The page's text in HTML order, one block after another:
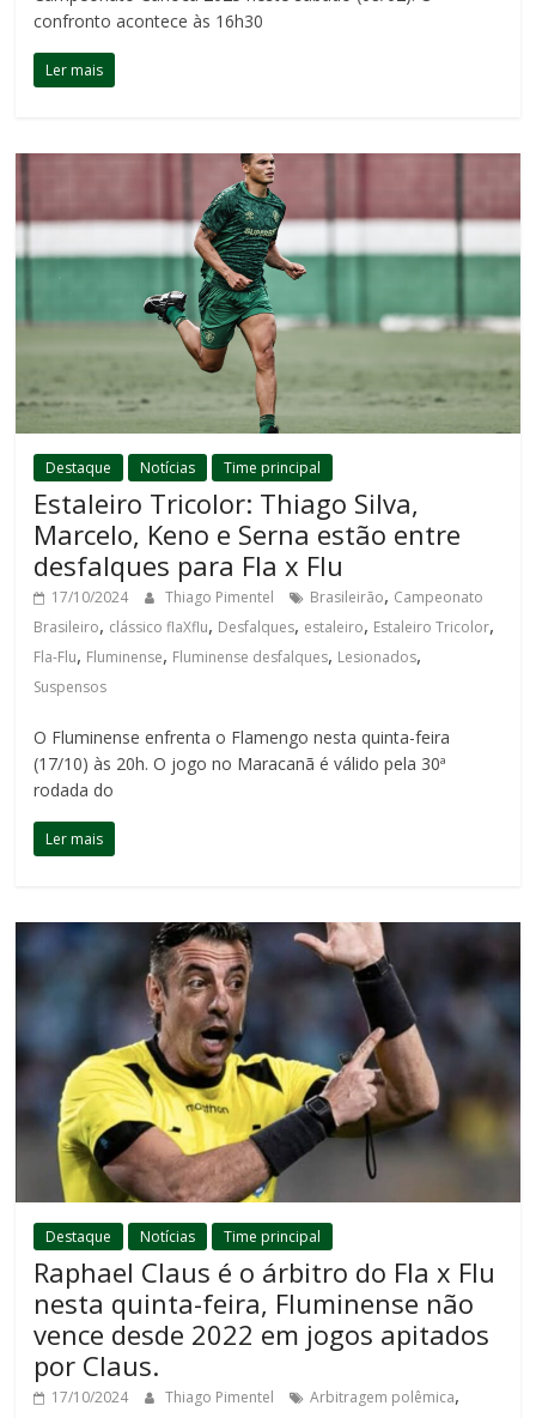
confronto acontece às 16h30
Ler mais
Destaque Notícias Time principal
Estaleiro Tricolor: Thiago Silva,
Marcelo, Keno e Serna estão entre
desfalques para Fla x Flu
17/10/2024 Thiago Pimentel Brasileirão, Campeonato
Brasileiro, clássico flaXflu, Desfalques, estaleiro, Estaleiro Tricolor,
Fla-Flu, Fluminense, Fluminense desfalques, Lesionados,
Suspensos
O Fluminense enfrenta o Flamengo nesta quinta-feira
(17/10) às 20h. O jogo no Maracanã é válido pela 30ª
rodada do
Ler mais
Destaque Notícias Time principal
Raphael Claus é o árbitro do Fla x Flu
nesta quinta-feira, Fluminense não
vence desde 2022 em jogos apitados
por Claus.
17/10/2024 Thiago Pimentel Arbitragem polêmica,